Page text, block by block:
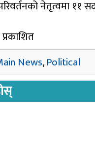
नेतृत्वमा ११
News,Political